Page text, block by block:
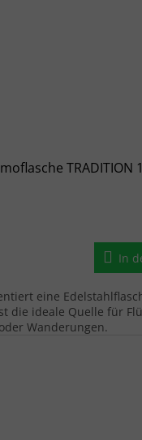
TRADITION
In
eine
die ideale Quelle für
Wanderungen.